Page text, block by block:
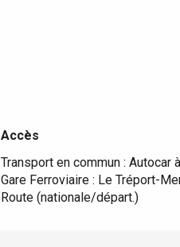
Accès
Accès
Transport en commun : Autocar
Gare Ferroviaire : Le Tréport-
Route (nationale/départ.)